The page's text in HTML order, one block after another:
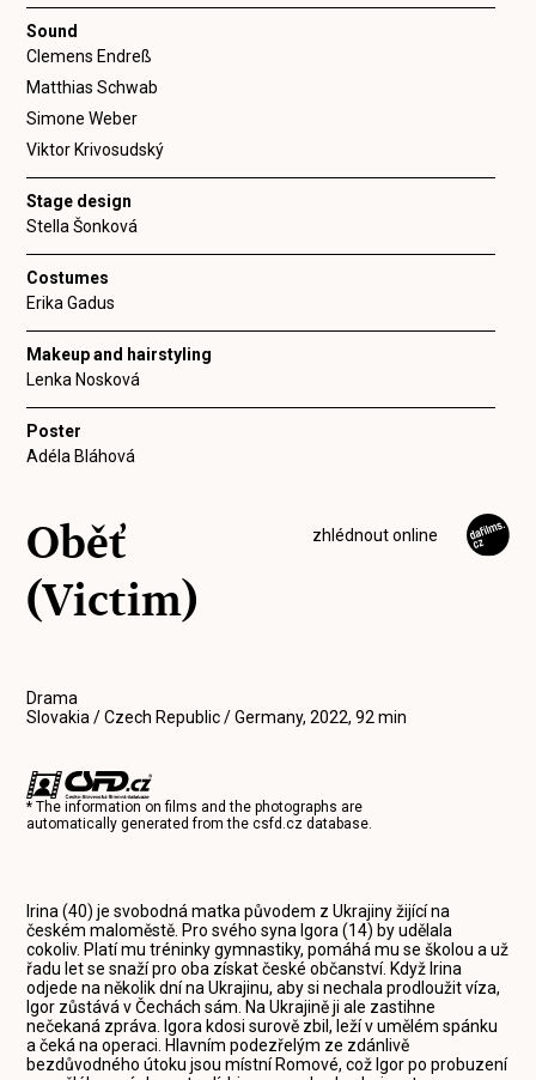
Sound
Clemens Endreß
Matthias Schwab
Simone Weber
Viktor Krivosudský
Stage design
Stella Šonková
Costumes
Erika Gadus
Makeup and hairstyling
Lenka Nosková
Poster
Adéla Bláhová
zhlédnout online
Oběť
(Victim)
Drama
Slovakia / Czech Republic / Germany, 2022, 92 min
* The information on films and the photographs are
automatically generated from thecsfd.cz database.
Irina (40) je svobodná matka původem z Ukrajiny žijící na
českém maloměstě. Pro svého syna Igora (14) by udělala
cokoliv. Platí mu tréninky gymnastiky, pomáhá mu se školou a už
řadu let se snaží pro oba získat české občanství. Když Irina
odjede na několik dní na Ukrajinu, aby si nechala prodloužit víza,
Igor zůstává v Čechách sám. Na Ukrajině ji ale zastihne
nečekaná zpráva. Igora kdosi surově zbil, leží v umělém spánku
a čeká na operaci. Hlavním podezřelým ze zdánlivě
bezdůvodného útoku jsou místní Romové, což Igor po probuzení